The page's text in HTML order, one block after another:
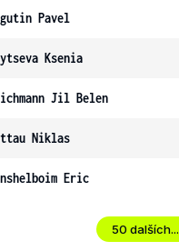
Pavel
Ksenia
Jil Belen
Niklas
Eric
50 dalších...